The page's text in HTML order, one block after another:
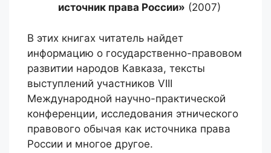
источник права России» (2007)
В этих книгах читатель найдет
информацию о государственно-правовом
развитии народов Кавказа, тексты
выступлений участников VIII
Международной научно-практической
конференции, исследования этнического
правового обычая как источника права
России и многое другое.